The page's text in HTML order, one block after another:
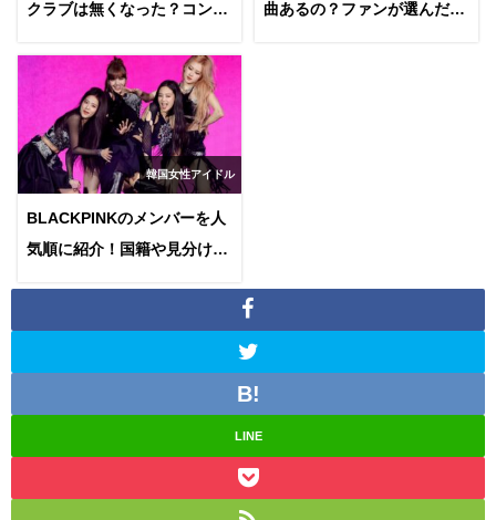
クラブは無くなった？コンサ
曲あるの？ファンが選んだ人
韓国女性アイドル
BLACKPINKのメンバーを人
気順に紹介！国籍や見分け方
LINE